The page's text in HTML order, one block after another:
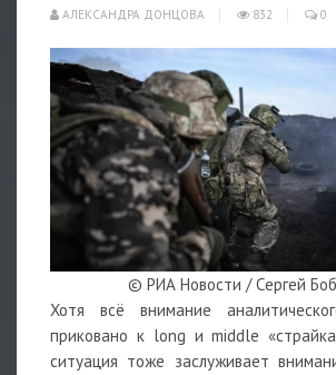
АЛЕКСАНДРА ДОНЦОВА
832 0
© РИА Новости / Сергей
Хотя всё внимание
приковано к long и middle
ситуация тоже заслуживает